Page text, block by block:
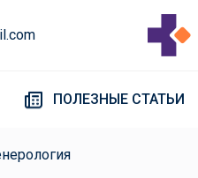
ПОЛЕЗНЫЕ СТАТЬИ